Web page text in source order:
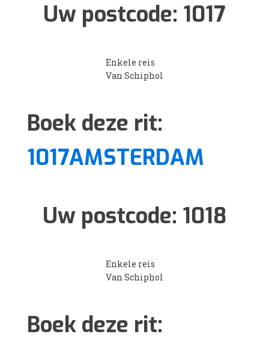
Uw postcode: 1017
Enkele reis
Van Schiphol
Boek deze rit:
1017AMSTERDAM
Uw postcode: 1018
Enkele reis
Van Schiphol
Boek deze rit: